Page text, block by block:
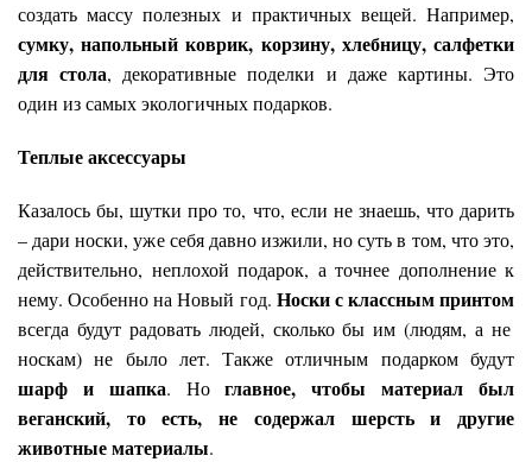
создать массу полезных и практичных вещей. Например,
сумку, напольный коврик, корзину, хлебницу, салфетки
для стола, декоративные поделки и даже картины. Это
один из самых экологичных подарков.
Теплые аксессуары
Казалось бы, шутки про то, что, если не знаешь, что дарить
– дари носки, уже себя давно изжили, но суть в том, что это,
действительно, неплохой подарок, а точнее дополнение к
нему. Особенно на Новый год. Носки с классным принтом
всегда будут радовать людей, сколько бы им (людям, а не
носкам) не было лет. Также отличным подарком будут
шарф и шапка. Ноглавное, чтобы материал был
веганский, то есть, не содержал шерсть и другие
животные материалы.